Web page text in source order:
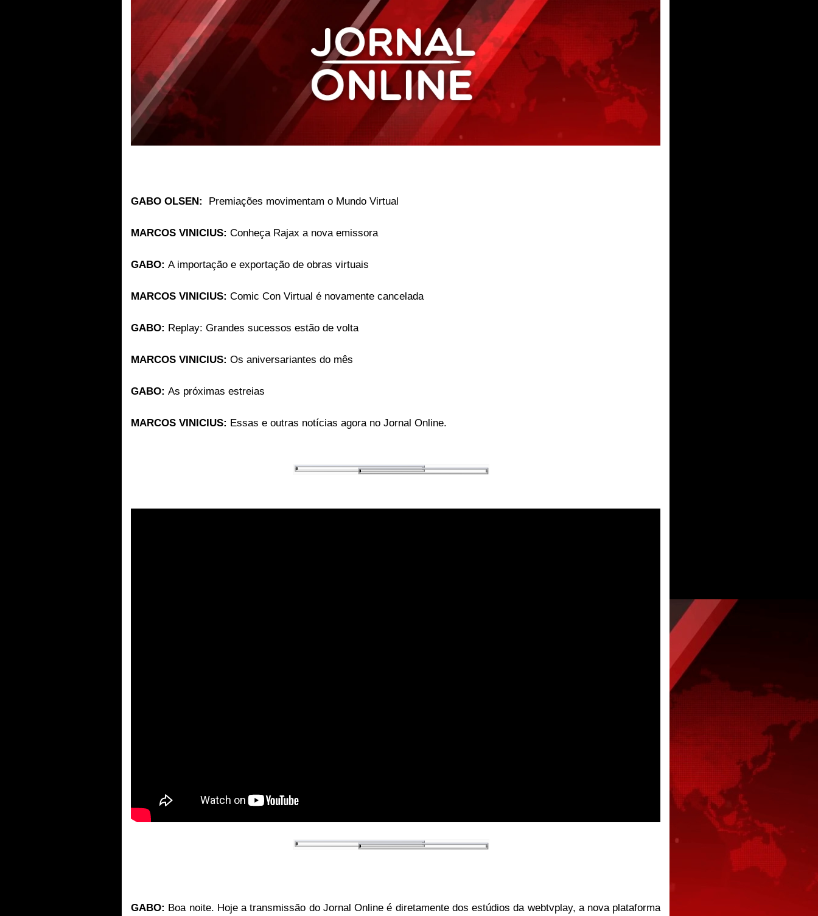
GABO OLSEN: Premiações movimentam o Mundo Virtual
MARCOS VINICIUS: Conheça Rajax a nova emissora
GABO: A importação e exportação de obras virtuais
MARCOS VINICIUS: Comic Con Virtual é novamente cancelada
GABO: Replay: Grandes sucessos estão de volta
MARCOS VINICIUS: Os aniversariantes do mês
GABO: As próximas estreias
MARCOS VINICIUS: Essas e outras notícias agora no Jornal Online.
GABO: Boa noite. Hoje a transmissão do Jornal Online é diretamente dos estúdios da webtvplay, a nova plataforma